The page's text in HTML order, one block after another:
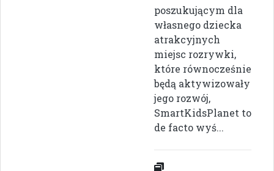
poszukującym dla
własnego dziecka
atrakcyjnych
miejsc rozrywki,
które równocześnie
będą aktywizowały
jego rozwój,
SmartKidsPlanet to
de facto wyś...